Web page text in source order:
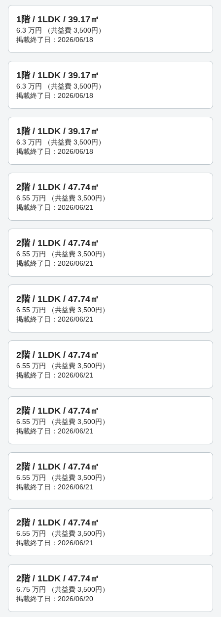
1階 / 1LDK / 39.17㎡
6.3 万円
（共益費 3,500円）
掲載終了日：2026/06/18
1階 / 1LDK / 39.17㎡
6.3 万円
（共益費 3,500円）
掲載終了日：2026/06/18
1階 / 1LDK / 39.17㎡
6.3 万円
（共益費 3,500円）
掲載終了日：2026/06/18
2階 / 1LDK / 47.74㎡
6.55 万円
（共益費 3,500円）
掲載終了日：2026/06/21
2階 / 1LDK / 47.74㎡
6.55 万円
（共益費 3,500円）
掲載終了日：2026/06/21
2階 / 1LDK / 47.74㎡
6.55 万円
（共益費 3,500円）
掲載終了日：2026/06/21
2階 / 1LDK / 47.74㎡
6.55 万円
（共益費 3,500円）
掲載終了日：2026/06/21
2階 / 1LDK / 47.74㎡
6.55 万円
（共益費 3,500円）
掲載終了日：2026/06/21
2階 / 1LDK / 47.74㎡
6.55 万円
（共益費 3,500円）
掲載終了日：2026/06/21
2階 / 1LDK / 47.74㎡
6.55 万円
（共益費 3,500円）
掲載終了日：2026/06/21
2階 / 1LDK / 47.74㎡
6.75 万円
（共益費 3,500円）
掲載終了日：2026/06/20